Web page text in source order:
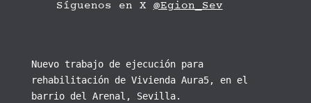
Síguenos en X@Egion_Sev
Nuevo trabajo de ejecución para
rehabilitación de Vivienda Aura5, en el
barrio del Arenal, Sevilla.